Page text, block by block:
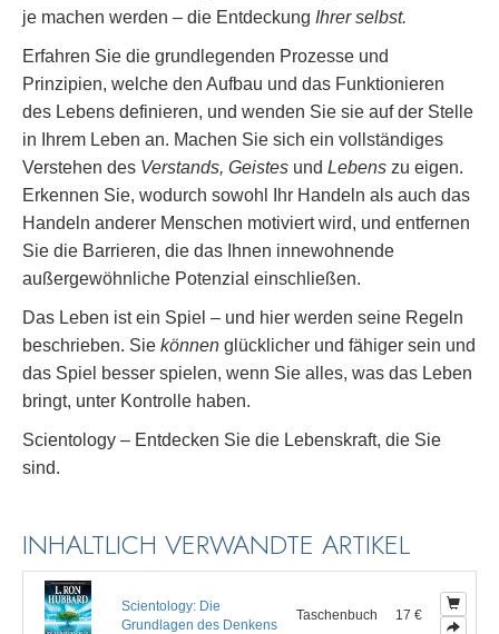
je machen werden – die Entdeckung Ihrer selbst.
Erfahren Sie die grundlegenden Prozesse und
Prinzipien, welche den Aufbau und das Funktionieren
des Lebens definieren, und wenden Sie sie auf der Stelle
in Ihrem Leben an. Machen Sie sich ein vollständiges
Verstehen des Verstands, Geistes und Lebens zu eigen.
Erkennen Sie, wodurch sowohl Ihr Handeln als auch das
Handeln anderer Menschen motiviert wird, und entfernen
Sie die Barrieren, die das Ihnen innewohnende
außergewöhnliche Potenzial einschließen.
Das Leben ist ein Spiel – und hier werden seine Regeln
beschrieben. Sie können glücklicher und fähiger sein und
das Spiel besser spielen, wenn Sie alles, was das Leben
bringt, unter Kontrolle haben.
Scientology – Entdecken Sie die Lebenskraft, die Sie
sind.
INHALTLICH VERWANDTE ARTIKEL
Scientology: Die
Grundlagen des Denkens
Taschenbuch 17 €